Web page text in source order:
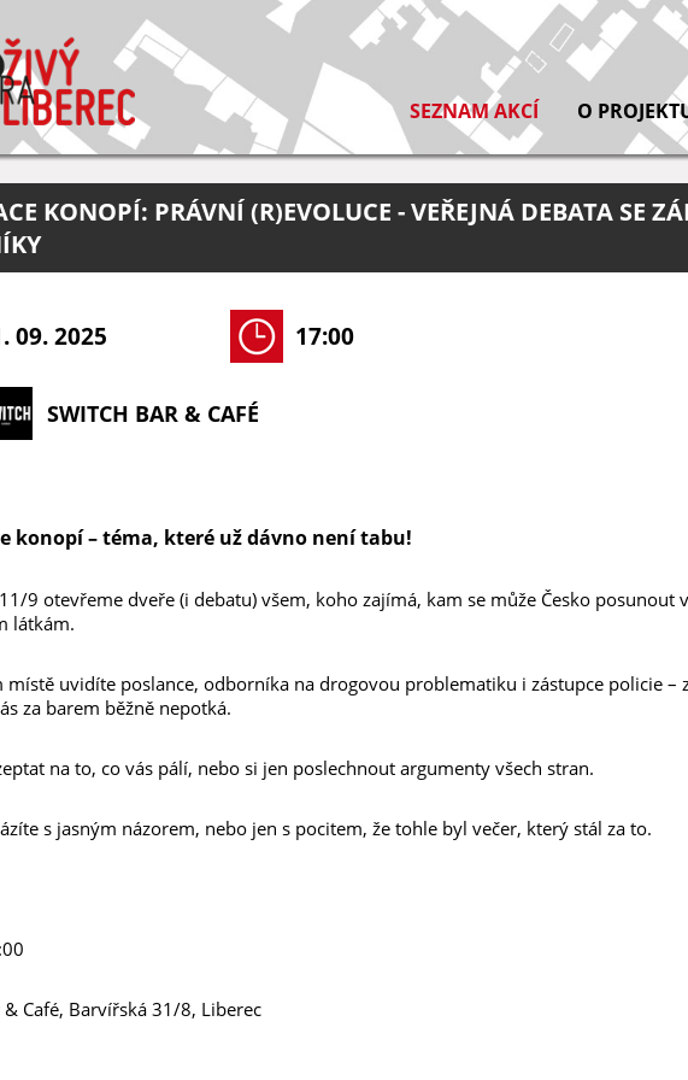
SEZNAM AKCÍ O
KONOPÍ: PRÁVNÍ (R)EVOLUCE - VEŘEJNÁ DEBATA SE
09. 2025 17:00
SWITCH BAR & CAFÉ
konopí – téma, které už dávno není tabu!
9 otevřeme dveře (i debatu) všem, koho zajímá, kam se může Česko posunout
látkám.
místě uvidíte poslance, odborníka na drogovou problematiku i zástupce policie –
za barem běžně nepotká.
na to, co vás pálí, nebo si jen poslechnout argumenty všech stran.
s jasným názorem, nebo jen s pocitem, že tohle byl večer, který stál za to.
Café, Barvířská 31/8, Liberec